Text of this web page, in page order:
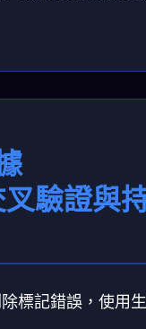
驗證與
標記錯誤，使用